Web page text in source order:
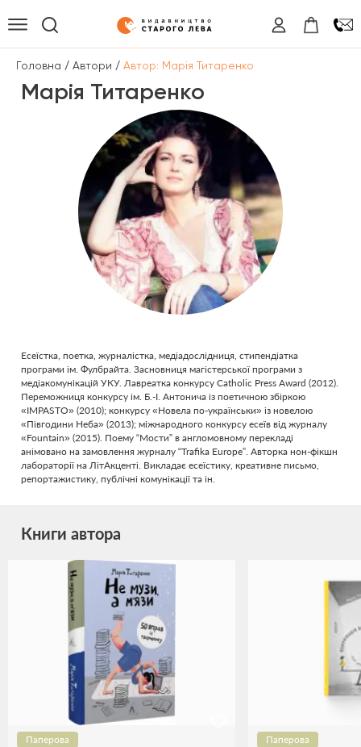
Головна / Автори / Автор: Марія Титаренко
Марія Титаренко
Есеїстка, поетка, журналістка, медіадослідниця, стипендіатка
програми ім. Фулбрайта. Засновниця магістерської програми з
медіакомунікацій УКУ. Лавреатка конкурсу Catholic Press Award (2012).
Переможниця конкурсу ім. Б.-І. Антонича із поетичною збіркою
«IMPASTO» (2010); конкурсу «Новела по-українськи» із новелою
«Півгодини Неба» (2013); міжнародного конкурсу есеїв від журналу
«Fountain» (2015). Поему “Мости” в англомовному перекладі
анімовано на замовлення журналу “Trafika Europe”. Авторка нон-фікшн
лабораторії на ЛітАкценті. Викладає есеїстику, креативне письмо,
репортажистику, публічні комунікації та ін.
Книги автора
Паперова Паперова